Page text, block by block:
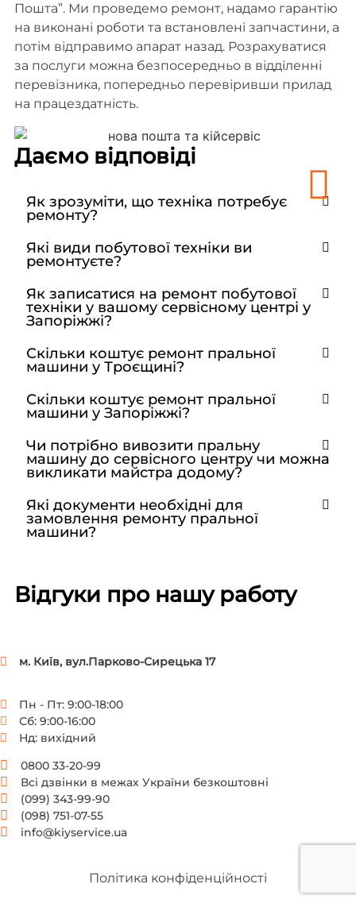
Пошта”. Ми проведемо ремонт, надамо гарантію
на виконані роботи та встановлені запчастини, а
потім відправимо апарат назад. Розрахуватися
за послуги можна безпосередньо в відділенні
перевізника, попередньо перевіривши прилад
на працездатність.
Даємо відповіді
Як зрозуміти, що техніка потребує
ремонту?
Які види побутової техніки ви
ремонтуєте?
Як записатися на ремонт побутової
техніки у вашому сервісному центрі у
Запоріжжі?
Скільки коштує ремонт пральної
машини у Троєщині?
Скільки коштує ремонт пральної
машини у Запоріжжі?
Чи потрібно вивозити пральну
машину до сервісного центру чи можна
викликати майстра додому?
Які документи необхідні для
замовлення ремонту пральної
машини?
Відгуки про нашу работу
м. Київ, вул.Парково-Сирецька 17
Пн - Пт: 9:00-18:00
Сб: 9:00-16:00
Нд: вихідний
0800 33-20-99
Всі дзвінки в межах України безкоштовні
(099) 343-99-90
(098) 751-07-55
info@kiyservice.ua
Політика конфіденційності